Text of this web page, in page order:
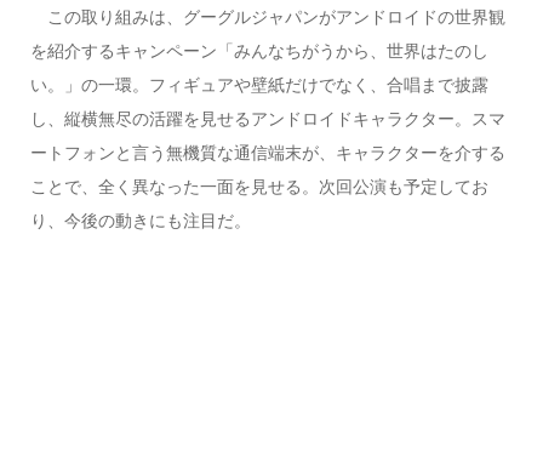
この取り組みは、グーグルジャパンがアンドロイドの世界観
を紹介するキャンペーン「みんなちがうから、世界はたのし
い。」の一環。フィギュアや壁紙だけでなく、合唱まで披露
し、縦横無尽の活躍を見せるアンドロイドキャラクター。スマ
ートフォンと言う無機質な通信端末が、キャラクターを介する
ことで、全く異なった一面を見せる。次回公演も予定してお
り、今後の動きにも注目だ。